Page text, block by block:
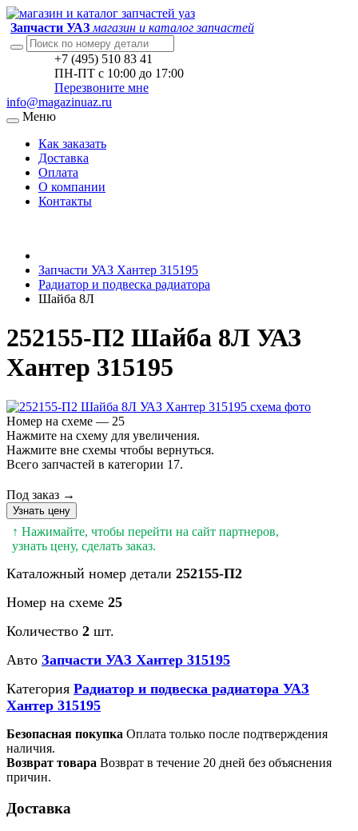
Запчасти УАЗ магазин и каталог запчастей
+7 (495) 510 83 41
ПН-ПТ с 10:00 до 17:00
Перезвоните мне
info@magazinuaz.ru
Меню
Как заказать
Доставка
Оплата
О компании
Контакты
Запчасти УАЗ Хантер 315195
Радиатор и подвеска радиатора
Шайба 8Л
252155-П2 Шайба 8Л УАЗ
Хантер 315195
Номер на схеме — 25
Нажмите на схему для увеличения.
Нажмите вне схемы чтобы вернуться.
Всего запчастей в категории 17.
Под заказ →
Узнать цену
↑ Нажимайте, чтобы перейти на сайт партнеров,
узнать цену, сделать заказ.
Каталожный номер детали 252155-П2
Номер на схеме 25
Количество 2 шт.
Авто Запчасти УАЗ Хантер 315195
Категория Радиатор и подвеска радиатора УАЗ
Хантер 315195
Безопасная покупка Оплата только после подтверждения
наличия.
Возврат товара Возврат в течение 20 дней без объяснения
причин.
Доставка